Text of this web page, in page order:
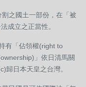
之國土一部份，在「被
成立之正當性。
有「佔領權(right to
」依日清馬關
歸日本天皇之台灣。